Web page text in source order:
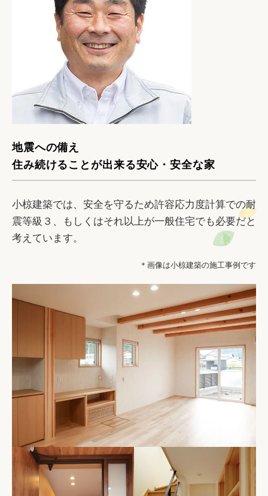
地震への備え
住み続けることが出来る安心・安全な家
小椋建築では、安全を守るため許容応力度計算での耐
震等級３、もしくはそれ以上が一般住宅でも必要だと
考えています。
＊画像は小椋建築の施工事例です